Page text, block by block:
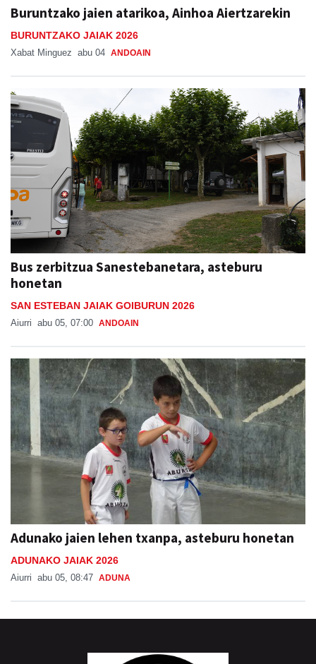
Buruntzako jaien atarikoa, Ainhoa Aiertzarekin
BURUNTZAKO JAIAK 2026
Xabat Minguez abu 04 ANDOAIN
Bus zerbitzua Sanestebanetara, asteburu
honetan
SAN ESTEBAN JAIAK GOIBURUN 2026
Aiurri abu 05, 07:00 ANDOAIN
Adunako jaien lehen txanpa, asteburu honetan
ADUNAKO JAIAK 2026
Aiurri abu 05, 08:47 ADUNA